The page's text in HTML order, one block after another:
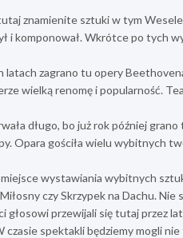
znamienite sztuki w tym Wesele
i komponował. Wkrótce po tych
latach zagrano tu opery
wielką renomę i popularność.
długo, bo już rok później
Opara gościła wielu wybitnych
wystawiania wybitnych
czy Skrzypek na Dachu.
głosowi przewijali się tutaj przez
czasie spektakli będziemy mogli